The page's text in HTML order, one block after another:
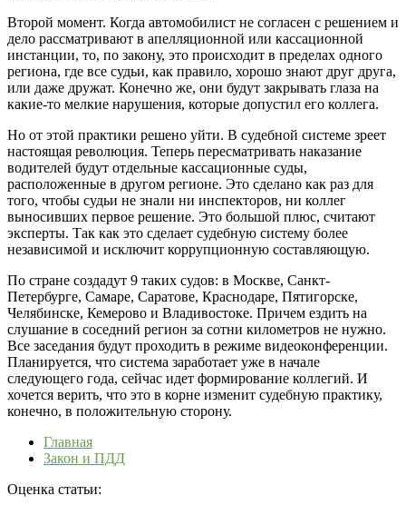
Второй момент. Когда автомобилист не согласен с решением и
дело рассматривают в апелляционной или кассационной
инстанции, то, по закону, это происходит в пределах одного
региона, где все судьи, как правило, хорошо знают друг друга,
или даже дружат. Конечно же, они будут закрывать глаза на
какие-то мелкие нарушения, которые допустил его коллега.
Но от этой практики решено уйти. В судебной системе зреет
настоящая революция. Теперь пересматривать наказание
водителей будут отдельные кассационные суды,
расположенные в другом регионе. Это сделано как раз для
того, чтобы судьи не знали ни инспекторов, ни коллег
выносивших первое решение. Это большой плюс, считают
эксперты. Так как это сделает судебную систему более
независимой и исключит коррупционную составляющую.
По стране создадут 9 таких судов: в Москве, Санкт-
Петербурге, Самаре, Саратове, Краснодаре, Пятигорске,
Челябинске, Кемерово и Владивостоке. Причем ездить на
слушание в соседний регион за сотни километров не нужно.
Все заседания будут проходить в режиме видеоконференции.
Планируется, что система заработает уже в начале
следующего года, сейчас идет формирование коллегий. И
хочется верить, что это в корне изменит судебную практику,
конечно, в положительную сторону.
Главная
Закон и ПДД
Оценка статьи: